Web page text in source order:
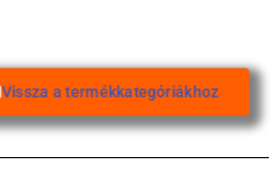
Vissza a termékkategóriákhoz